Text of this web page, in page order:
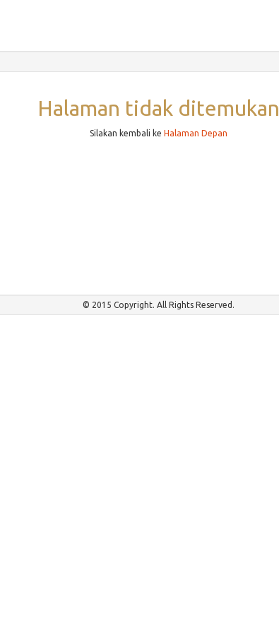
Halaman tidak ditemukan
Silakan kembali ke Halaman Depan
© 2015 Copyright. All Rights Reserved.